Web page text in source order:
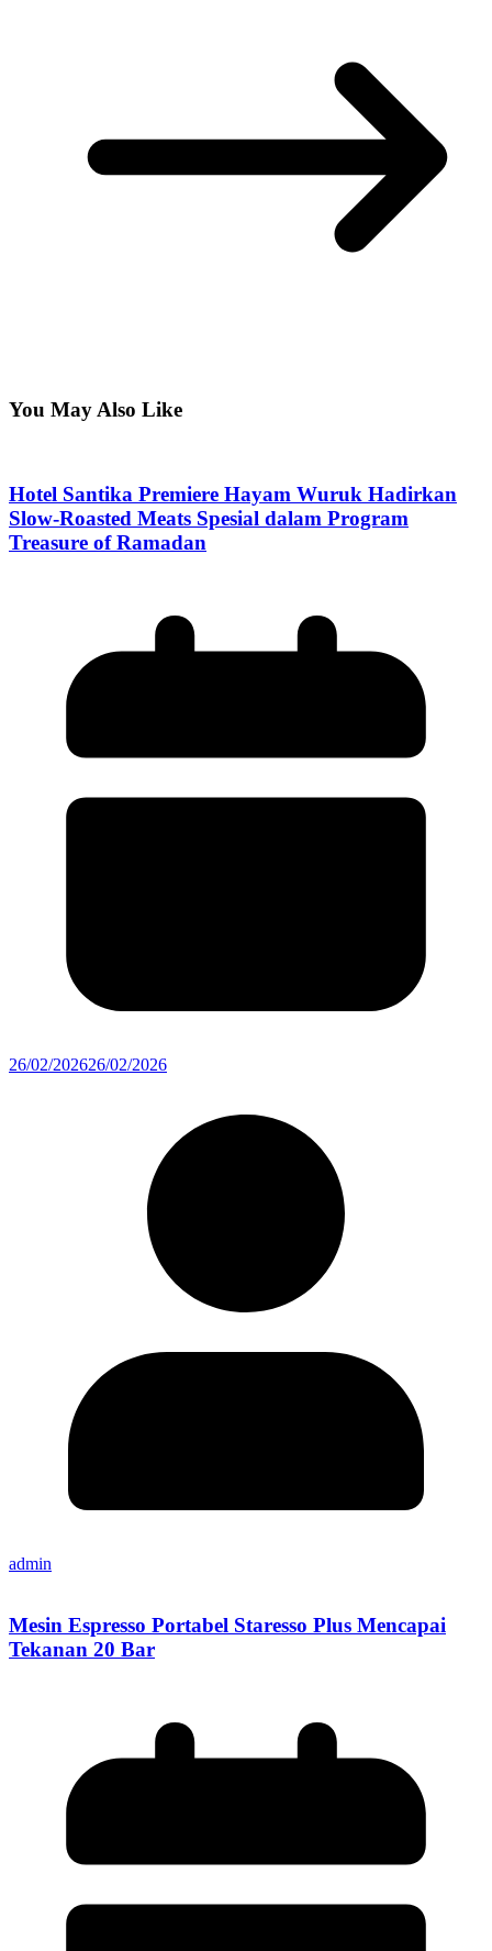
You May Also Like
Hotel Santika Premiere Hayam Wuruk Hadirkan
Slow-Roasted Meats Spesial dalam Program
Treasure of Ramadan
26/02/202626/02/2026
admin
Mesin Espresso Portabel Staresso Plus Mencapai
Tekanan 20 Bar